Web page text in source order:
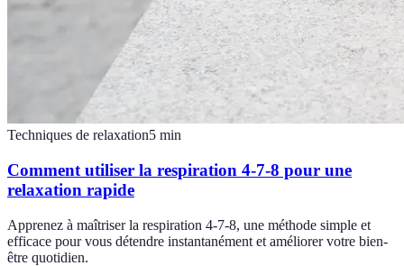
Techniques de relaxation5 min
Comment utiliser la respiration 4-7-8 pour une
relaxation rapide
Apprenez à maîtriser la respiration 4-7-8, une méthode simple et
efficace pour vous détendre instantanément et améliorer votre bien-
être quotidien.